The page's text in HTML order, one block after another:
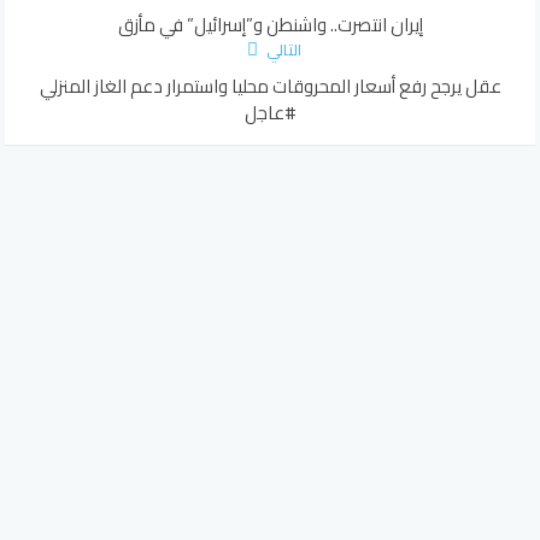
إيران انتصرت.. واشنطن و”إسرائيل” في مأزق
التالي
عقل يرجح رفع أسعار المحروقات محليا واستمرار دعم الغاز المنزلي
#عاجل